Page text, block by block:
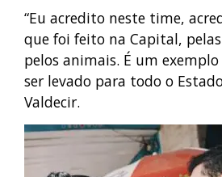
“Eu acredito neste time,
que foi feito na Capital,
pelos animais. É um
ser levado para todo o
Valdecir.